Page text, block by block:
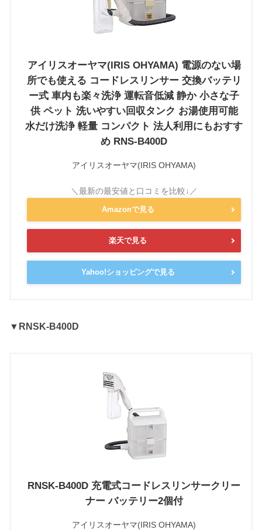
アイリスオーヤマ(IRIS OHYAMA) 電源のない場
所でも使える コードレスリンサー 交換バッテリ
ー式 車内も楽々洗浄 運転音低減 静か 小さな子
供 ペット 洗いやすい回収タンク お湯使用可能
水だけ洗浄 軽量 コンパクト 法人利用にもおすす
め RNS-B400D
アイリスオーヤマ(IRIS OHYAMA)
Amazonで見る
楽天で見る
Yahoo!ショッピングで見る
▼RNSK-B400D
RNSK-B400D 充電式コードレスリンサークリー
ナー バッテリー2個付
アイリスオーヤマ(IRIS OHYAMA)